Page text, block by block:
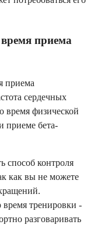
приема
приема
сердечных
время физической
приеме бета-
способ контроля
как вы не можете
тренировки -
разговаривать